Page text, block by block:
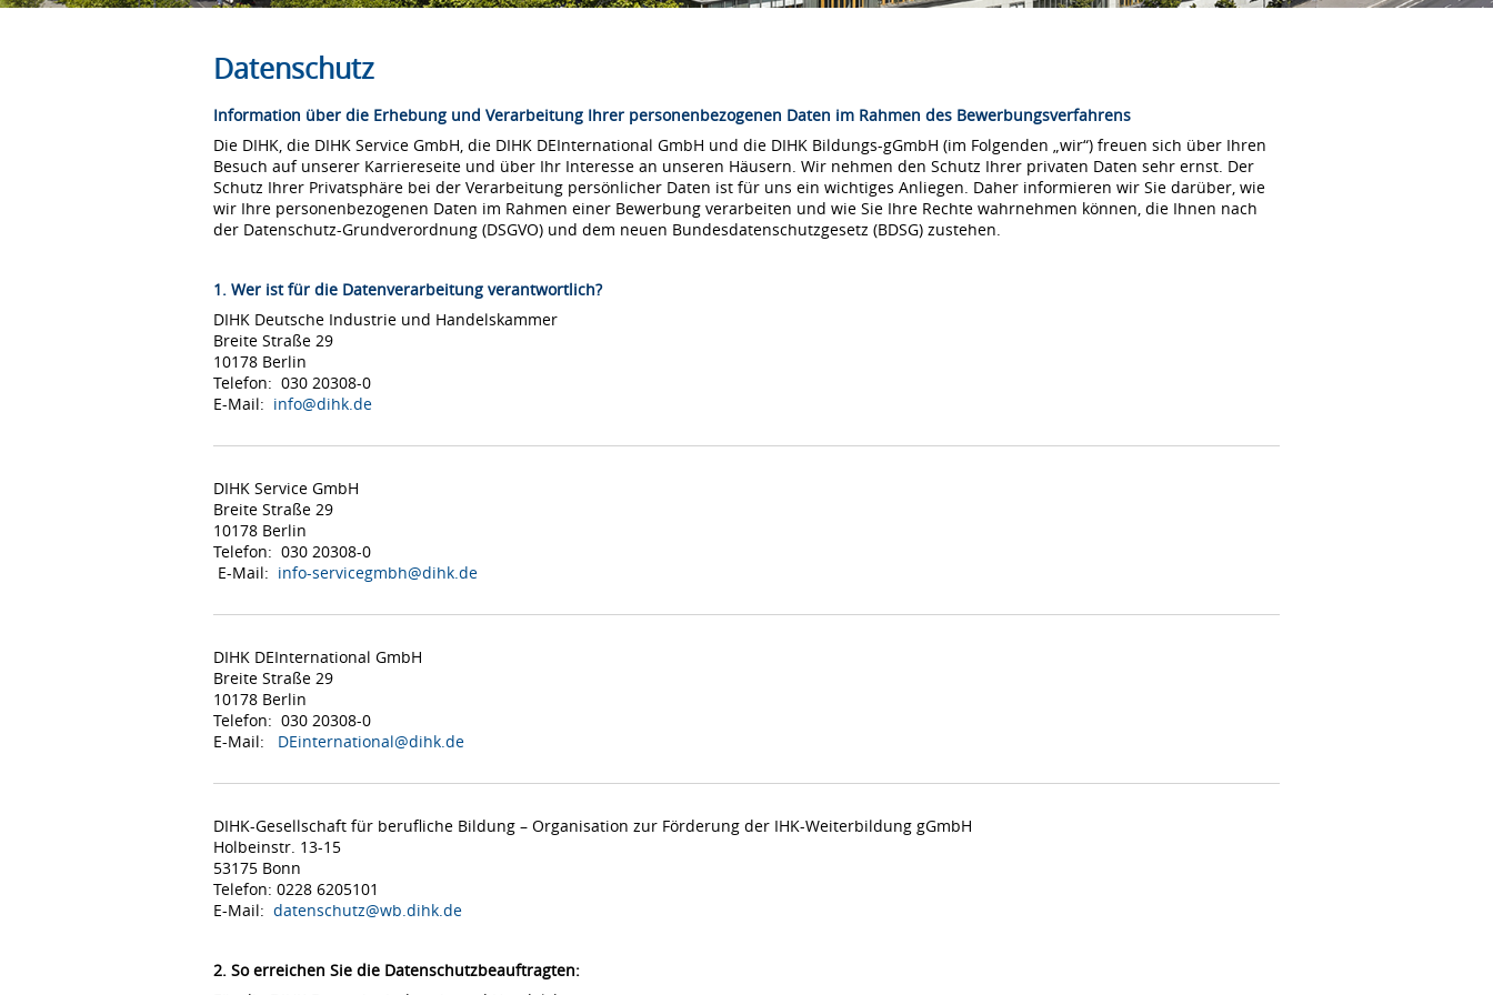
Datenschutz
Information über die Erhebung und Verarbeitung Ihrer personenbezogenen Daten im Rahmen des Bewerbungsverfahrens
Die DIHK, die DIHK Service GmbH, die DIHK DEInternational GmbH und die DIHK Bildungs-gGmbH (im Folgenden „wir“) freuen sich über Ihren
Besuch auf unserer Karriereseite und über Ihr Interesse an unseren Häusern. Wir nehmen den Schutz Ihrer privaten Daten sehr ernst. Der
Schutz Ihrer Privatsphäre bei der Verarbeitung persönlicher Daten ist für uns ein wichtiges Anliegen. Daher informieren wir Sie darüber, wie
wir Ihre personenbezogenen Daten im Rahmen einer Bewerbung verarbeiten und wie Sie Ihre Rechte wahrnehmen können, die Ihnen nach
der Datenschutz-Grundverordnung (DSGVO) und dem neuen Bundesdatenschutzgesetz (BDSG) zustehen.
1. Wer ist für die Datenverarbeitung verantwortlich?
DIHK Deutsche Industrie und Handelskammer
Breite Straße 29
10178 Berlin
Telefon: 030 20308-0
E-Mail: info@dihk.de
DIHK Service GmbH
Breite Straße 29
10178 Berlin
Telefon: 030 20308-0
E-Mail: info-servicegmbh@dihk.de
DIHK DEInternational GmbH
Breite Straße 29
10178 Berlin
Telefon: 030 20308-0
E-Mail: DEinternational@dihk.de
DIHK-Gesellschaft für berufliche Bildung – Organisation zur Förderung der IHK-Weiterbildung gGmbH
Holbeinstr. 13-15
53175 Bonn
Telefon: 0228 6205101
E-Mail: datenschutz@wb.dihk.de
2. So erreichen Sie die Datenschutzbeauftragten: